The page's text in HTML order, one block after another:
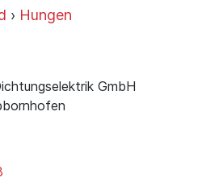
› Hungen
GmbH